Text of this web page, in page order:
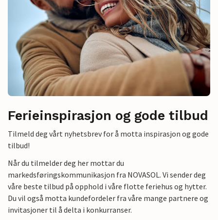
Ferieinspirasjon og gode tilbud
Tilmeld deg vårt nyhetsbrev for å motta inspirasjon og gode
tilbud!
Når du tilmelder deg her mottar du
markedsføringskommunikasjon fra NOVASOL. Vi sender deg
våre beste tilbud på opphold i våre flotte feriehus og hytter.
Du vil også motta kundefordeler fra våre mange partnere og
invitasjoner til å delta i konkurranser.